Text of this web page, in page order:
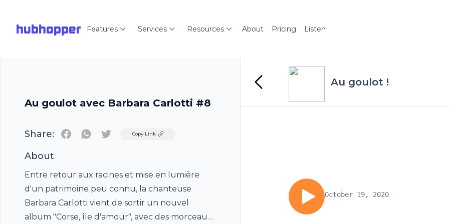
hubhopper Features Services Resources About Pricing Listen
Au goulot avec Barbara Carlotti #8
Share: TwitterCopy Link
About
Entre retour aux racines et mise en lumière
d'un patrimoine peu connu, la chanteuse
Barbara Carlotti vient de sortir un nouvel
album "Corse, île d'amour", avec des morceaux
Au goulot !
October 19, 2020